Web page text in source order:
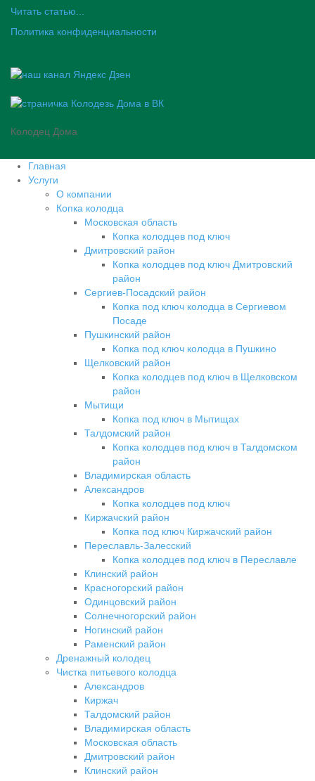
Читать статью...
Политика конфиденциальности
Колодец Дома
Главная
Услуги
О компании
Копка колодца
Московская область
Копка колодцев под ключ
Дмитровский район
Копка колодцев под ключ Дмитровский
район
Сергиев-Посадский район
Копка под ключ колодца в Сергиевом
Посаде
Пушкинский район
Копка под ключ колодца в Пушкино
Щелковский район
Копка колодцев под ключ в Щелковском
район
Мытищи
Копка под ключ в Мытищах
Талдомский район
Копка колодцев под ключ в Талдомском
район
Владимирская область
Александров
Копка колодцев под ключ
Киржачский район
Копка под ключ Киржачский район
Переславль-Залесский
Копка колодцев под ключ в Переславле
Клинский район
Красногорский район
Одинцовский район
Солнечногорский район
Ногинский район
Раменский район
Дренажный колодец
Чистка питьевого колодца
Александров
Киржач
Талдомский район
Владимирская область
Московская область
Дмитровский район
Клинский район